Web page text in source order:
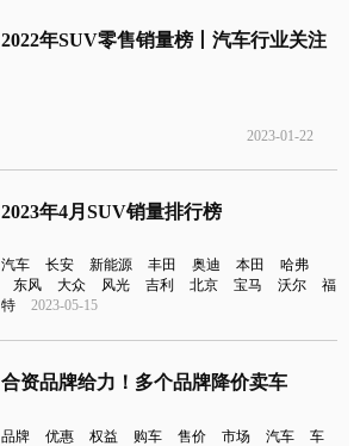
2022年SUV零售销量榜丨汽车行业关注
2023-01-22
2023年4月SUV销量排行榜
汽车 长安 新能源 丰田 奥迪 本田
哈弗
东风
大众 风光 吉利 北京 宝马 沃尔
福
特
2023-05-15
合资品牌给力！多个品牌降价卖车
品牌 优惠 权益 购车 售价 市场 汽车
车